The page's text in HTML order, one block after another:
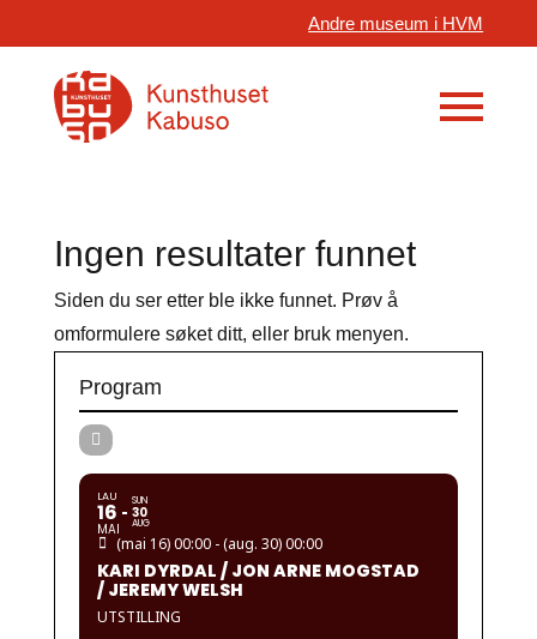
Andre museum i HVM
Ingen resultater funnet
Siden du ser etter ble ikke funnet. Prøv å
omformulere søket ditt, eller bruk menyen.
Program
LAU
16
MAI
SUN
30
AUG
(mai 16) 00:00 - (aug. 30) 00:00
KARI DYRDAL / JON ARNE MOGSTAD
/ JEREMY WELSH
UTSTILLING